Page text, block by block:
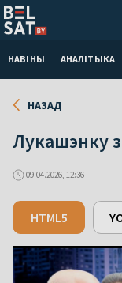
НАВІНЫ АНАЛІТЫКА
НАЗАД
Лукашэнку
09.04.2026, 12:36
HTML5